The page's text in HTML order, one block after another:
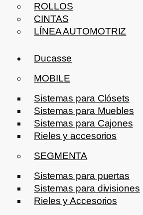
ROLLOS
CINTAS
LÍNEA AUTOMOTRIZ
Ducasse
MOBILE
Sistemas para Clósets
Sistemas para Muebles
Sistemas para Cajones
Rieles y accesorios
SEGMENTA
Sistemas para puertas
Sistemas para divisiones
Rieles y Accesorios